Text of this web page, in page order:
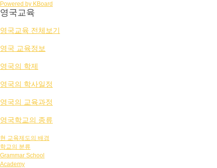
Powered by KBoard
영국교육
영국교육 전체보기
영국 교육정보
영국의 학제
영국의 학사일정
영국의 교육과정
영국학교의 종류
현 교육제도의 배경
학교의 분류
Grammar School
Academy